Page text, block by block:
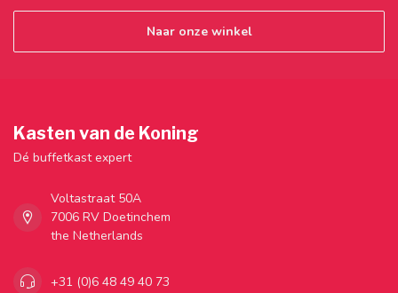
Naar onze winkel
Kasten van de Koning
Dé buffetkast expert
Voltastraat 50A
7006 RV Doetinchem
the Netherlands
+31 (0)6 48 49 40 73